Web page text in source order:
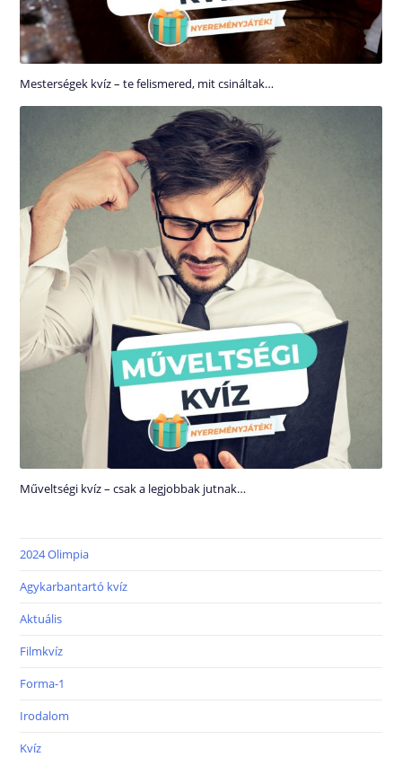
Mesterségek kvíz – te felismered, mit csináltak…
Műveltségi kvíz – csak a legjobbak jutnak…
2024 Olimpia
Agykarbantartó kvíz
Aktuális
Filmkvíz
Forma-1
Irodalom
Kvíz